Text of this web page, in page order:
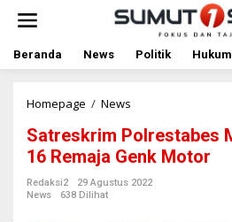
t
Beranda News Politik Hukum
Homepage / News
t
r
e
s
Satreskrim Polrestabes
16 Remaja Genk Motor
Redaksi2
29 Agustus 2022
News
638 Dilihat